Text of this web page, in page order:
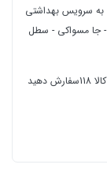
به سرویس بهداشتی
جا مسواکی - سطل
شما میتوانیدست اکسسوری پریما مدل 1203 را به راحتی از کالا 118سفارش دهید